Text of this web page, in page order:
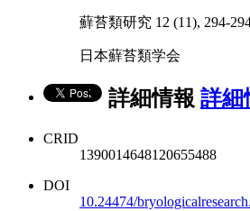
蘚苔類研究 12 (11), 294-
日本蘚苔類学会
詳細情報 詳細
CRID
1390014648120655488
DOI
10.24474/